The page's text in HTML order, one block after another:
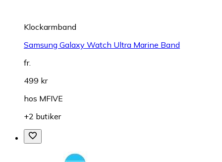
Klockarmband
Samsung Galaxy Watch Ultra Marine Band
fr.
499 kr
hos MFIVE
+2 butiker